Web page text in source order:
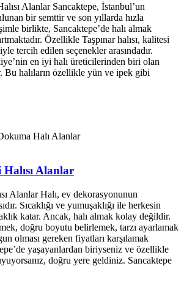
Alanlar Sancaktepe, İstanbul’un
bir semttir ve son yıllarda hızla
birlikte, Sancaktepe’de halı almak
Özellikle Taşpınar halısı, kalitesi
tercih edilen seçenekler arasındadır.
en iyi halı üreticilerinden biri olan
Bu halıların özellikle yün ve ipek gibi
Halı Alanlar
Alanlar
Alanlar Halı, ev dekorasyonunun
Sıcaklığı ve yumuşaklığı ile herkesin
katar. Ancak, halı almak kolay değildir.
doğru boyutu belirlemek, tarzı ayarlamak
olması gereken fiyatları karşılamak
yaşayanlardan biriyseniz ve özellikle
doğru yere geldiniz. Sancaktepe